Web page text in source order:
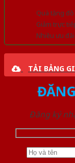
Quà tặng
Giảm trực
Nhiều ưu
TẢI BẢNG
Đăng ký